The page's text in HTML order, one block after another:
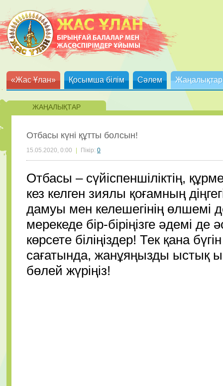
«Жас Ұлан» Қосымша білім Сәлем Жаңалықтар
ЖАҢАЛЫҚТАР
Отбасы күні құтты болсын!
15.05.2020, 0:00 Пікір: 0
Отбасы – сүйіспеншіліктің,
кез келген зиялы қоғамның
дамуы мен келешегінің өлшемі
мерекеде бір-біріңізге әдемі
көрсете біліңіздер! Тек қана
сағатында, жанұяңызды ыстық
бөлей жүріңіз!